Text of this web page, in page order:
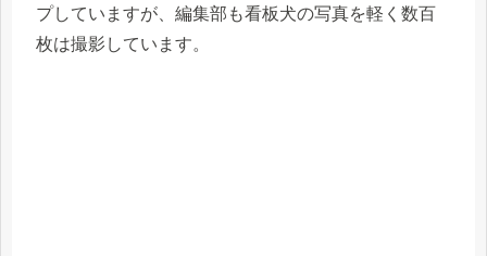
プしていますが、編集部も看板犬の写真を軽く数百
枚は撮影しています。